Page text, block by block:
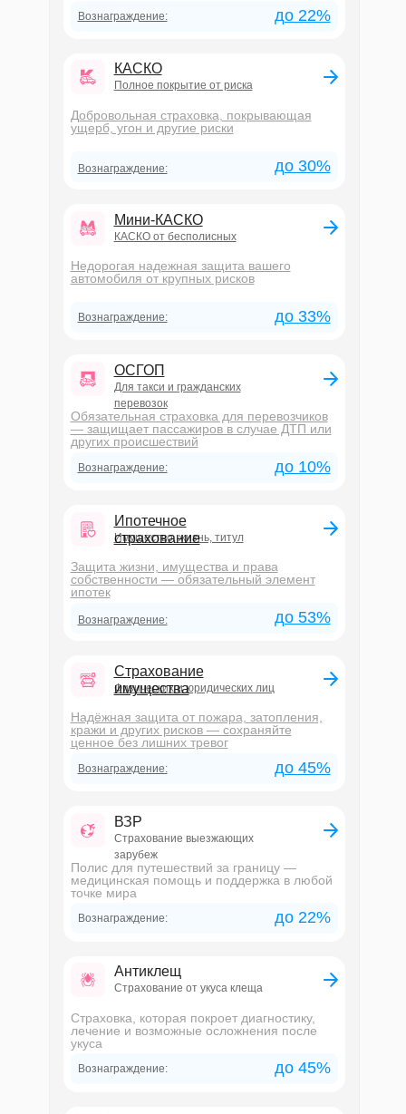
ВЗР
Страхование выезжающих
зарубеж
Вознаграждение: до 22%
Полис для путешествий за границу —
медицинская помощь и поддержка в любой
точке мира
Антиклещ
Страхование от укуса клеща
Вознаграждение: до 45%
Страховка, которая покроет диагностику,
лечение и возможные осложнения после
укуса
Мини-КАСКО
КАСКО от бесполисных
Вознаграждение: до 33%
Недорогая надежная защита вашего
автомобиля от крупных рисков
КАСКО
Полное покрытие от риска
Вознаграждение: до 30%
Добровольная страховка, покрывающая
ущерб, угон и другие риски
Вознаграждение: до 22%
ОСГОП
Для такси и гражданских
перевозок
Вознаграждение: до 10%
Обязательная страховка для перевозчиков
— защищает пассажиров в случае ДТП или
других происшествий
Ипотечное
страхование
Имущество, жизнь, титул
Вознаграждение: до 53%
Защита жизни, имущества и права
собственности — обязательный элемент
ипотек
Страхование
имущества
Физических и юридических лиц
Вознаграждение: до 45%
Надёжная защита от пожара, затопления,
кражи и других рисков — сохраняйте
ценное без лишних тревог